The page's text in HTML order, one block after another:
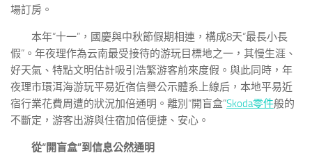
場訂房。
本年“十一”，國慶與中秋節假期相連，構成8天“最長小長
假”。年夜理作為云南最受接待的游玩目標地之一，其慢生涯、
好天氣、特點文明估計吸引浩繁游客前來度假。與此同時，年
夜理市環洱海游玩平易近宿信譽公示體系上線后，本地平易近
宿行業花費周遭的狀況加倍通明。離別“開盲盒”Skoda零件般的
不斷定，游客出游與住宿加倍便捷、安心。
從“開盲盒”到信息公然通明